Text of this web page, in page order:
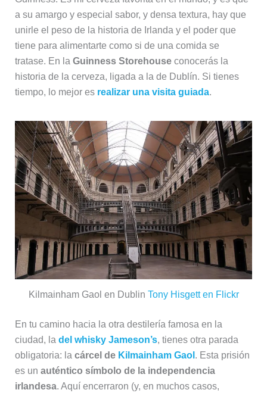
a su amargo y especial sabor, y densa textura, hay que
unirle el peso de la historia de Irlanda y el poder que
tiene para alimentarte como si de una comida se
tratase. En la Guinness Storehouseconocerás la
historia de la cerveza, ligada a la de Dublín. Si tienes
tiempo, lo mejor es realizar una visita guiada.
Kilmainham Gaol en Dublin Tony Hisgett en Flickr
En tu camino hacia la otra destilería famosa en la
ciudad, la del whisky Jameson’s, tienes otra parada
obligatoria: la cárcel de Kilmainham Gaol . Esta prisión
es un auténtico símbolo de la independencia
irlandesa. Aquí encerraron (y, en muchos casos,